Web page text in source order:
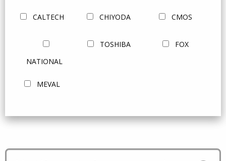
CALTECH CHIYODA CMOS
NATIONAL
TOSHIBA FOX
MEVAL